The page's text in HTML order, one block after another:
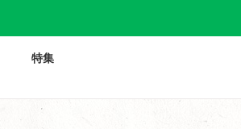
特集